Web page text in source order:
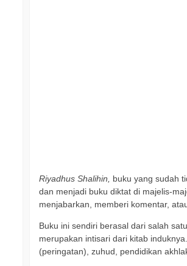
Riyadhus Shalihin, buku yang sudah
dan menjadi buku diktat di majelis-
menjabarkan, memberi komentar,
Buku ini sendiri berasal dari salah
merupakan intisari dari kitab
(peringatan), zuhud, pendidikan